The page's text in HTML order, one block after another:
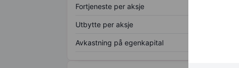
Fortjeneste per aksje
Utbytte per aksje
Avkastning på egenkapital